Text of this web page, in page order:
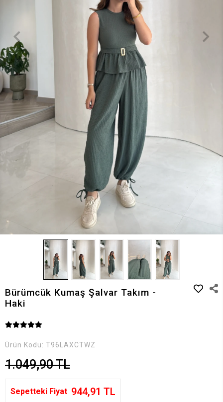
Bürümcük Kumaş Şalvar Takım -
Haki
Ürün Kodu: T96LAXCTWZ
1.049,90 TL
Sepetteki Fiyat 944,91 TL